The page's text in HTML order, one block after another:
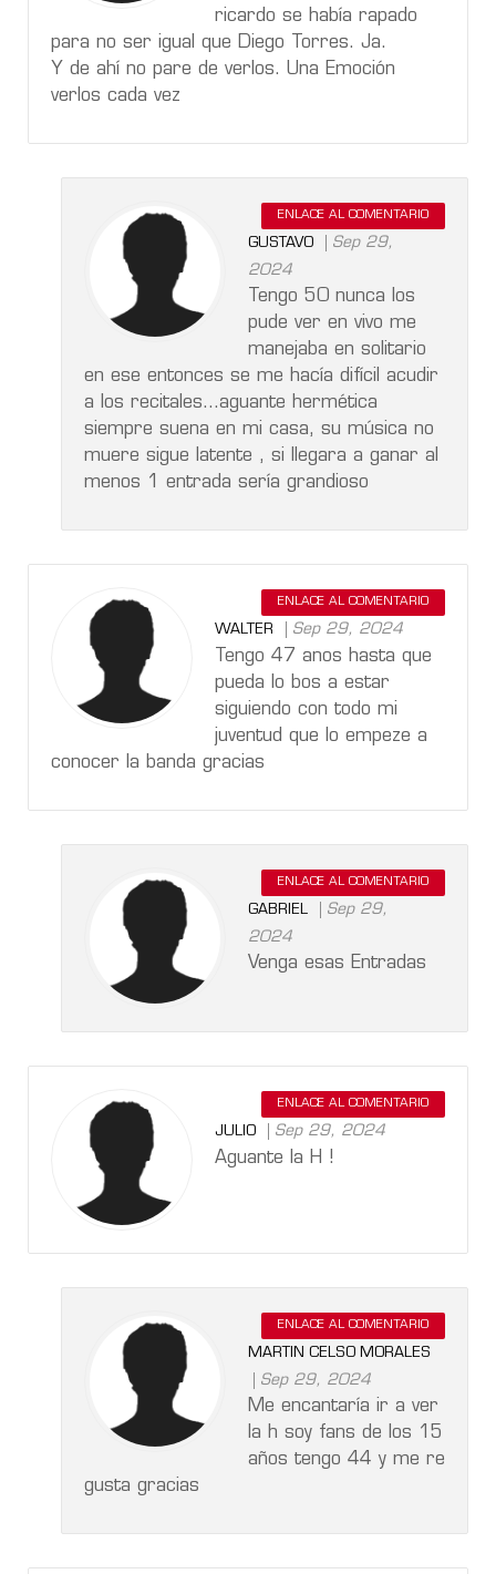
ricardo se había rapado
para no ser igual que Diego Torres. Ja.
Y de ahí no pare de verlos. Una Emoción
verlos cada vez
ENLACE AL COMENTARIO
GUSTAVO
Sep 29,
2024
Tengo 50 nunca los
pude ver en vivo me
manejaba en solitario
en ese entonces se me hacía difícil acudir
a los recitales...aguante hermética
siempre suena en mi casa, su música no
muere sigue latente , si llegara a ganar al
menos 1 entrada sería grandioso
ENLACE AL COMENTARIO
WALTER Sep 29, 2024
Tengo 47 anos hasta que
pueda lo bos a estar
siguiendo con todo mi
juventud que lo empeze a
conocer la banda gracias
ENLACE AL COMENTARIO
GABRIEL
Sep 29,
2024
Venga esas Entradas
ENLACE AL COMENTARIO
JULIO Sep 29, 2024
Aguante la H !
ENLACE AL COMENTARIO
MARTIN CELSO MORALES
Sep 29, 2024
Me encantaría ir a ver
la h soy fans de los 15
años tengo 44 y me re
gusta gracias